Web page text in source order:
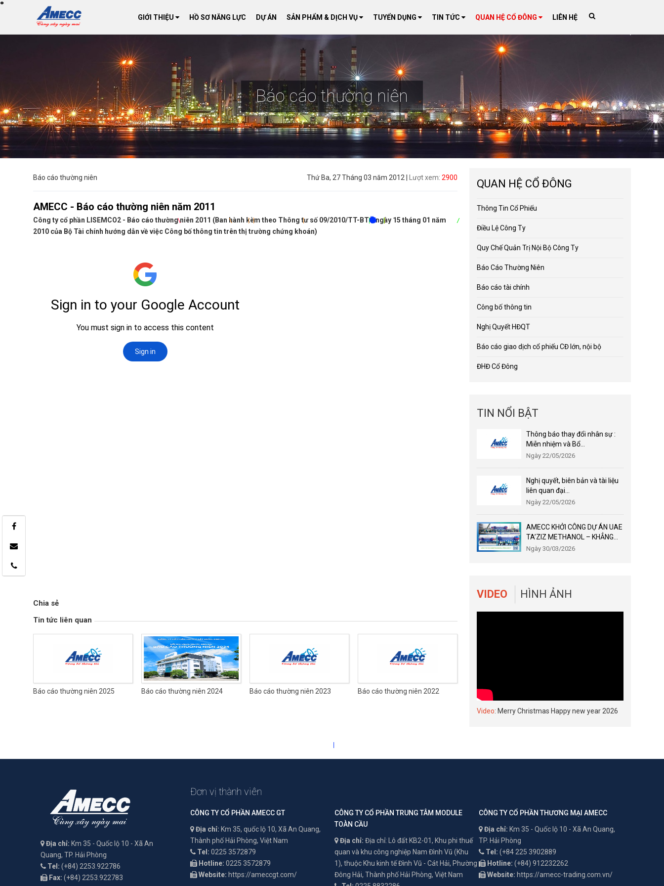
GIỚI THIỆU HỒ SƠ NĂNG LỰC DỰ ÁN SẢN PHẨM & DỊCH VỤ TUYỂN DỤNG TIN TỨC QUAN HỆ CỔ ĐÔNG LIÊN HỆ
Báo cáo thường niên
Báo cáo thường niên Thứ Ba, 27 Tháng 03 năm 2012 | Lượt xem: 2900
AMECC - Báo cáo thường niên năm 2011
Công ty cổ phần LISEMCO2 - Báo cáo thường niên 2011 (Ban hành kèm theo Thông tư số 09/2010/TT-BTC ngày 15 tháng 01 năm
2010 của Bộ Tài chính hướng dẫn về việc Công bố thông tin trên thị trường chứng khoán)
Chia sẻ
Tin tức liên quan
Báo cáo thường niên 2025 Báo cáo thường niên 2024 Báo cáo thường niên 2023 Báo cáo thường niên 2022
QUAN HỆ CỔ ĐÔNG
Thông Tin Cổ Phiếu
Điều Lệ Công Ty
Quy Chế Quản Trị Nội Bộ Công Ty
Báo Cáo Thường Niên
Báo cáo tài chính
Công bố thông tin
Nghị Quyết HĐQT
Báo cáo giao dịch cổ phiếu CĐ lớn, nội bộ
ĐHĐ Cổ Đông
TIN NỔI BẬT
Thông báo thay đổi nhân sự :
Miễn nhiệm và Bổ...
Ngày 22/05/2026
Nghị quyết, biên bản và tài liệu
liên quan đại...
Ngày 22/05/2026
AMECC KHỞI CÔNG DỰ ÁN UAE
TA’ZIZ METHANOL – KHẲNG...
Ngày 30/03/2026
VIDEO HÌNH ẢNH
Video: Merry Christmas Happy new year 2026
Địa chỉ: Km 35 - Quốc lộ 10 - Xã An
Quang, TP. Hải Phòng
Tel: (+84) 2253.922786
Fax: (+84) 2253.922783
Đơn vị thành viên
CÔNG TY CỔ PHẦN AMECC GT
Địa chỉ: Km 35, quốc lộ 10, Xã An Quang,
Thành phố Hải Phòng, Việt Nam
Tel: 0225 3572879
Hotline: 0225 3572879
Website: https://ameccgt.com/
CÔNG TY CỔ PHẦN TRUNG TÂM MODULE
TOÀN CẦU
Địa chỉ: Địa chỉ: Lô đất KB2-01, Khu phi thuế
quan và khu công nghiệp Nam Đình Vũ (Khu
1), thuộc Khu kinh tế Đình Vũ - Cát Hải, Phường
Đông Hải, Thành phố Hải Phòng, Việt Nam
CÔNG TY CỔ PHẦN THƯƠNG MẠI AMECC
Địa chỉ: Km 35 - Quốc lộ 10 - Xã An Quang,
TP. Hải Phòng
Tel: (+84 225 3902889
Hotline: (+84) 912232262
Website: https://amecc-trading.com.vn/
*
*
*
*
*
*
*
*
*
*
*
*
*
*
*
*
*
*
*
*
*
*
*
*
*
*
*
*
*
*
*
*
*
*
*
*
*
*
*
*
*
*
*
*
*
*
*
*
*
*
*
*
*
*
*
*
*
*
*
*
*
*
*
*
*
*
*
*
*
*
*
*
*
*
*
*
*
*
*
*
*
*
*
*
*
*
*
*
*
*
*
*
*
*
*
*
*
*
*
*
*
*
*
*
*
*
*
*
*
*
*
*
*
*
*
*
*
*
*
*
*
*
*
*
*
*
*
*
*
*
*
*
*
*
*
*
*
*
*
*
*
*
*
*
*
*
*
*
*
*
*
*
*
*
*
*
*
*
*
*
*
*
*
*
*
*
*
*
*
*
*
*
*
*
*
*
*
*
*
*
*
*
*
*
*
*
*
*
*
*
*
*
*
*
*
*
*
*
*
*
*
*
*
*
*
*
*
*
*
|
*
*
*
*
*
*
*
*
*
*
*
*
*
*
*
*
*
*
*
*
*
*
*
*
*
*
*
*
*
*
*
*
*
*
*
*
*
*
*
*
*
*
*
*
*
*
*
*
*
*
*
*
*
*
*
*
*
*
*
*
*
*
*
*
*
*
*
*
*
*
*
*
*
*
*
*
*
*
*
*
*
*
*
*
*
*
*
*
*
*
*
*
*
*
*
*
*
*
*
*
|
*
*
*
*
*
*
*
*
*
*
*
*
*
*
*
*
*
*
*
*
*
*
*
*
*
*
*
*
*
*
*
*
*
*
*
*
*
*
*
*
*
*
*
*
*
*
*
*
*
*
*
*
*
*
*
*
*
*
*
*
*
*
*
*
*
*
*
*
*
*
*
*
*
*
*
*
*
*
*
*
*
*
*
*
*
*
*
*
*
*
*
*
*
*
*
*
*
*
*
*
*
*
*
*
*
*
*
*
*
*
*
*
*
*
*
*
*
*
*
*
*
*
*
*
*
*
*
*
*
*
*
*
*
*
*
*
*
*
*
*
*
*
*
*
*
*
*
*
*
*
*
*
*
*
*
*
*
*
*
*
*
*
*
*
*
*
*
*
*
*
*
*
*
*
*
*
*
*
*
*
*
*
*
*
*
*
*
*
*
*
*
*
*
*
*
*
*
*
*
*
*
*
*
*
*
*
*
*
*
*
*
*
*
*
*
*
*
*
*
*
*
*
*
*
*
*
*
*
*
*
*
*
*
*
*
*
*
*
*
*
*
*
*
*
*
*
*
*
*
*
*
*
*
*
*
*
*
*
*
*
*
*
*
*
*
*
*
*
*
*
*
*
*
*
*
*
*
*
*
*
*
*
*
*
*
*
*
*
*
*
*
*
*
*
*
*
*
*
*
*
*
*
*
*
*
*
*
*
*
*
*
*
*
*
*
*
*
*
*
*
*
*
*
*
*
*
*
*
*
*
*
*
*
*
*
*
*
*
*
*
*
*
*
*
*
*
*
*
*
*
*
*
*
*
*
*
*
*
*
*
*
*
*
*
*
*
*
*
*
*
*
*
*
*
*
*
*
*
*
*
*
*
*
*
*
*
*
*
*
*
*
*
*
*
*
*
*
*
*
*